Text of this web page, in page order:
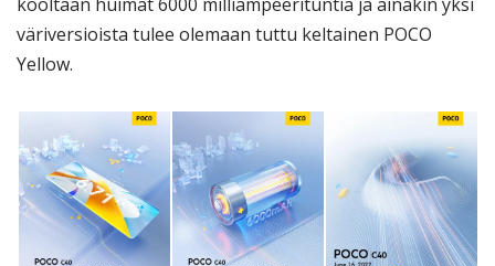
väriversioista tulee olemaan tuttu keltainen POCO
Yellow.